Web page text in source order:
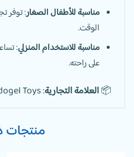
مناسبة للأطفال الصغار: توفر
الوقت.
مناسبة للاستخدام المنزلي:
على راحته.
📦العلامة التجارية: EVER BEST / Aldogel Toys
منتجات